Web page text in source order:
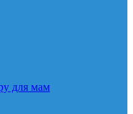
для мам